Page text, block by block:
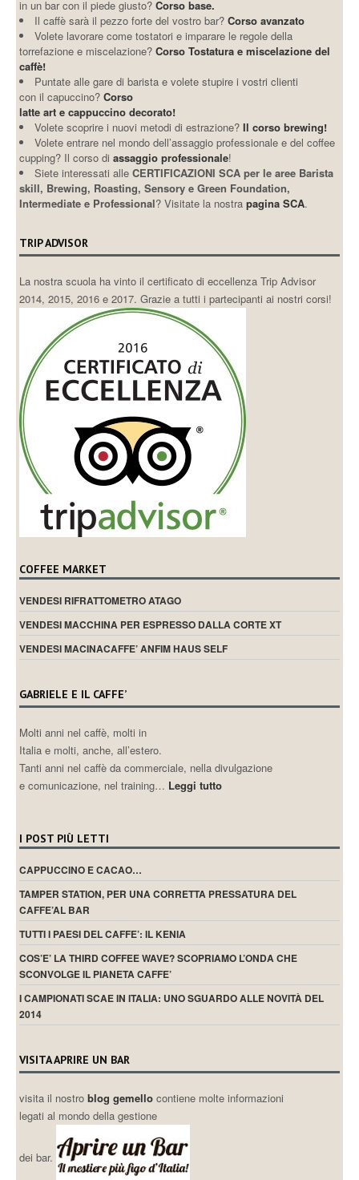
in un bar con il piede giusto? Corso base.
Il caffè sarà il pezzo forte del vostro bar?Corso avanzato
Volete lavorare come tostatori e imparare le regole della
torrefazione e miscelazione?Corso Tostatura e miscelazione del
caffè!
Puntate alle gare di barista e volete stupire i vostri clienti
con il capuccino?Corso
latte art e cappuccino decorato!
Volete scoprire i nuovi metodi di estrazione?Il corso brewing!
Volete entrare nel mondo dell’assaggio professionale e del coffee
cupping? Il corso diassaggio professionale!
Siete interessati alleCERTIFICAZIONI SCA per le aree Barista
skill, Brewing, Roasting, Sensory e Green Foundation,
Intermediate e Professional? Visitate la nostrapagina SCA.
TRIP ADVISOR
La nostra scuola ha vinto il certificato di eccellenza Trip Advisor
2014, 2015, 2016 e 2017. Grazie a tutti i partecipanti ai nostri corsi!
COFFEE MARKET
VENDESI RIFRATTOMETRO ATAGO
VENDESI MACCHINA PER ESPRESSO DALLA CORTE XT
VENDESI MACINACAFFE’ ANFIM HAUS SELF
GABRIELE E IL CAFFE’
Molti anni nel caffè, molti in
Italia e molti, anche, all’estero.
Tanti anni nel caffè da commerciale, nella divulgazione
e comunicazione, nel training… Leggi tutto
I POST PIÙ LETTI
CAPPUCCINO E CACAO…
TAMPER STATION, PER UNA CORRETTA PRESSATURA DEL
CAFFE’AL BAR
TUTTI I PAESI DEL CAFFE’: IL KENIA
COS’E’ LA THIRD COFFEE WAVE? SCOPRIAMO L’ONDA CHE
SCONVOLGE IL PIANETA CAFFE’
I CAMPIONATI SCAE IN ITALIA: UNO SGUARDO ALLE NOVITÀ DEL
2014
VISITA APRIRE UN BAR
visita il nostroblog gemellocontiene molte informazioni
legati al mondo della gestione
dei bar.